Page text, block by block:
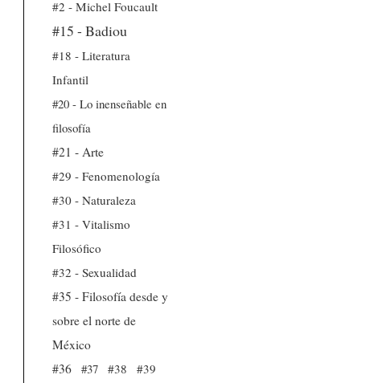
#2 - Michel Foucault
#15 - Badiou
#18 - Literatura
Infantil
#20 - Lo inenseñable en
filosofía
#21 - Arte
#29 - Fenomenología
#30 - Naturaleza
#31 - Vitalismo
Filosófico
#32 - Sexualidad
#35 - Filosofía desde y
sobre el norte de
México
#36
#37 #38
#39